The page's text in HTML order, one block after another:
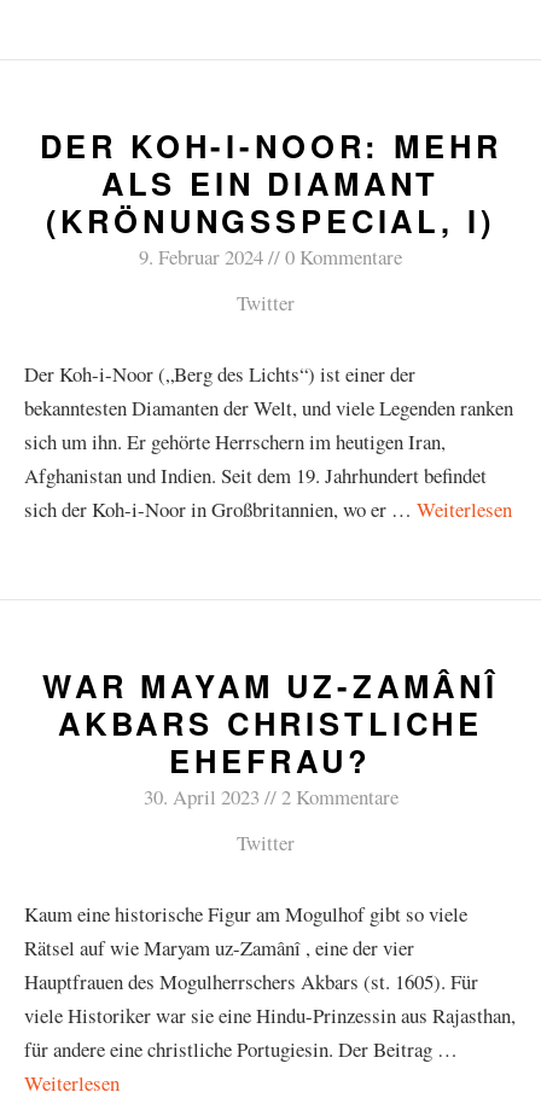
DER KOH-I-NOOR: MEHR
ALS EIN DIAMANT
(KRÖNUNGSSPECIAL, I)
9. Februar 2024
0 Kommentare
Twitter
Der Koh-i-Noor („Berg des Lichts“) ist einer der
bekanntesten Diamanten der Welt, und viele Legenden ranken
sich um ihn. Er gehörte Herrschern im heutigen Iran,
Afghanistan und Indien. Seit dem 19. Jahrhundert befindet
sich der Koh-i-Noor in Großbritannien, wo er … Weiterlesen
WAR MAYAM UZ-ZAMÂNÎ
AKBARS CHRISTLICHE
EHEFRAU?
30. April 2023
2 Kommentare
Twitter
Kaum eine historische Figur am Mogulhof gibt so viele
Rätsel auf wie Maryam uz-Zamânî , eine der vier
Hauptfrauen des Mogulherrschers Akbars (st. 1605). Für
viele Historiker war sie eine Hindu-Prinzessin aus Rajasthan,
für andere eine christliche Portugiesin. Der Beitrag …
Weiterlesen